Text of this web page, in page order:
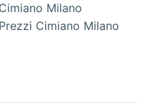
Milano
Cimiano Milano